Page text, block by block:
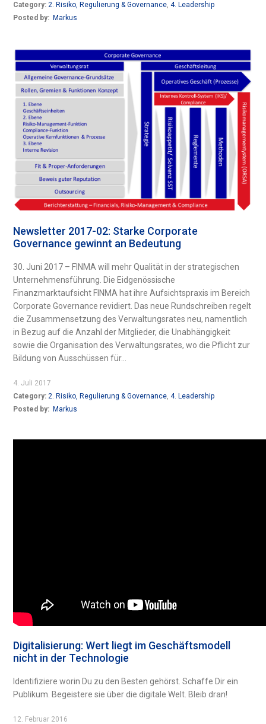
Category:2. Risiko, Regulierung & Governance,4. Leadership
Posted by: Markus
Newsletter 2017-02: Starke Corporate
Governance gewinnt an Bedeutung
30. Juni 2017 – FINMA will mehr Qualität in der strategischen
Unternehmensführung. Die Eidgenössische
Finanzmarktaufsicht FINMA hat ihre Aufsichtspraxis im Bereich
Corporate Governance revidiert. Das neue Rundschreiben regelt
die Zusammensetzung des Verwaltungsrates neu, namentlich
in Bezug auf die Anzahl der Mitglieder, die Unabhängigkeit
sowie die Organisation des Verwaltungsrates, wo die Pflicht zur
Bildung von Ausschüssen für...
4. Juli 2017
Category: 2. Risiko, Regulierung & Governance ,4. Leadership
Posted by: Markus
Digitalisierung: Wert liegt im Geschäftsmodell
nicht in der Technologie
Identifiziere worin Du zu den Besten gehörst. Schaffe Dir ein
Publikum. Begeistere sie über die digitale Welt. Bleib dran!
12. Februar 2016